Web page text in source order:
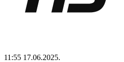
11:55 17.06.2025.